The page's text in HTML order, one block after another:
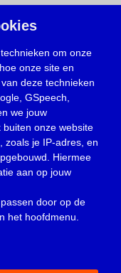
om onze
onze site en
deze technieken
GSpeech,
we jouw
onze website
zoals je IP-adres, en
Hiermee
aan op jouw
door op de
het hoofdmenu.